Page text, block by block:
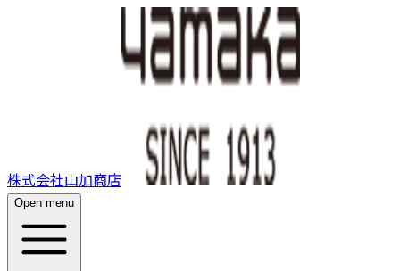
株式会社山加商店
Open menu